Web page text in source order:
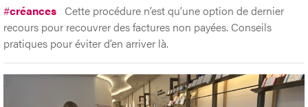
#créances Cette procédure n’est qu’une option de dernier
recours pour recouvrer des factures non payées. Conseils
pratiques pour éviter d’en arriver là.